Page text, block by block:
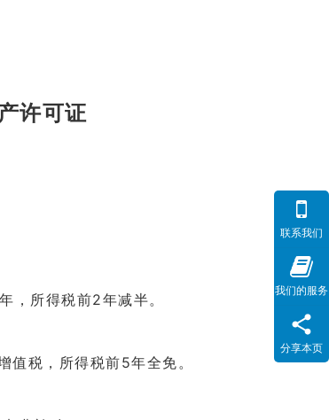
许可证
，所得税前2年减半。
值税，所得税前5年全免。
联系我们
我们的服务
分享本页